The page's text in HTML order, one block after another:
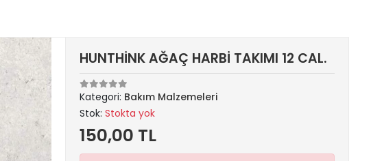
HUNTHİNK AĞAÇ HARBİ TAKIMI 12 CAL.
Kategori: Bakım Malzemeleri
Stok:Stokta yok
150,00 TL